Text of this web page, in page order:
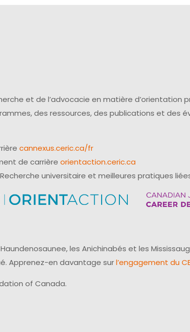
et de l’advocacie en matière
des ressources, des publications et des
cannexus.ceric.ca/fr
de carrière orientaction.ceric.ca
universitaire et meilleures pratiques
les Anichinabés et les
Apprenez-en davantage surl’engagement du
of Canada.